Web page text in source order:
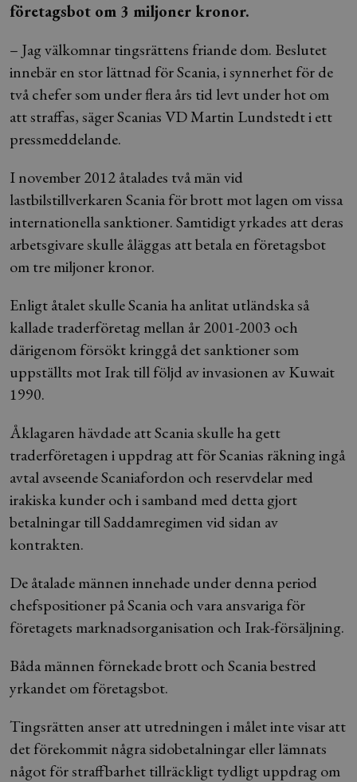
företagsbot om 3 miljoner kronor.
– Jag välkomnar tingsrättens friande dom. Beslutet
innebär en stor lättnad för Scania, i synnerhet för de
två chefer som under flera års tid levt under hot om
att straffas, säger Scanias VD Martin Lundstedt i ett
pressmeddelande.
I november 2012 åtalades två män vid
lastbilstillverkaren Scania för brott mot lagen om vissa
internationella sanktioner. Samtidigt yrkades att deras
arbetsgivare skulle åläggas att betala en företagsbot
om tre miljoner kronor.
Enligt åtalet skulle Scania ha anlitat utländska så
kallade traderföretag mellan år 2001-2003 och
därigenom försökt kringgå det sanktioner som
uppställts mot Irak till följd av invasionen av Kuwait
1990.
Åklagaren hävdade att Scania skulle ha gett
traderföretagen i uppdrag att för Scanias räkning ingå
avtal avseende Scaniafordon och reservdelar med
irakiska kunder och i samband med detta gjort
betalningar till Saddamregimen vid sidan av
kontrakten.
De åtalade männen innehade under denna period
chefspositioner på Scania och vara ansvariga för
företagets marknadsorganisation och Irak-försäljning.
Båda männen förnekade brott och Scania bestred
yrkandet om företagsbot.
Tingsrätten anser att utredningen i målet inte visar att
det förekommit några sidobetalningar eller lämnats
något för straffbarhet tillräckligt tydligt uppdrag om